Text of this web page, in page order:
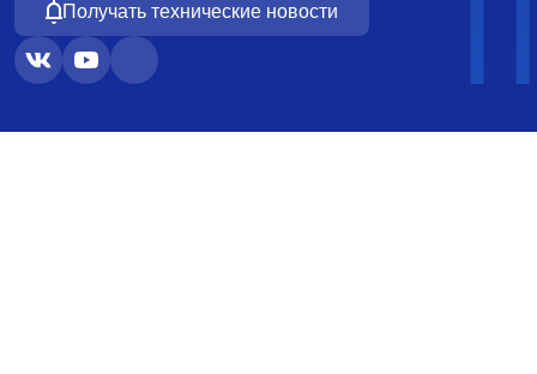
Получать технические новости